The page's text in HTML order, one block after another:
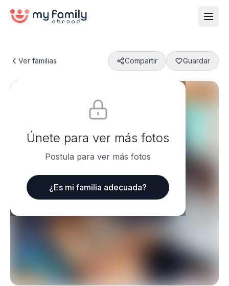
Ver familias Compartir Guardar
Únete para ver más fotos
Postula para ver más fotos
¿Es mi familia adecuada?